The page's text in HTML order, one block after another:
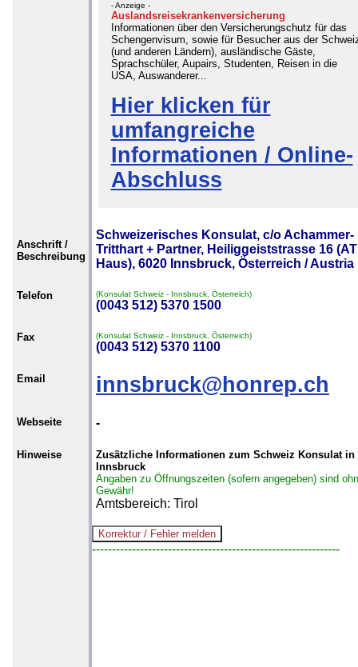
- Anzeige -
Auslandsreisekrankenversicherung
Informationen über den Versicherungschutz für das
Schengenvisum, sowie für Besucher aus der
(und anderen Ländern), ausländische Gäste,
Sprachschüler, Aupairs, Studenten, Reisen in die
USA, Auswanderer...
Hier klicken für
umfangreiche
Informationen / Online-
Abschluss
Anschrift /
Beschreibung
Schweizerisches Konsulat, c/o Achammer-
Tritthart + Partner, Heiliggeiststrasse 16
Haus), 6020 Innsbruck, Österreich / Austria
Telefon (Konsulat Schweiz - Innsbruck, Österreich)
(0043 512) 5370 1500
Fax (Konsulat Schweiz - Innsbruck, Österreich)
(0043 512) 5370 1100
Email innsbruck@honrep.ch
Webseite -
Hinweise
Zusätzliche Informationen zum Schweiz Konsulat in
Innsbruck
Angaben zu Öffnungszeiten (sofern angegeben) sind
Gewähr!
Amtsbereich: Tirol
--------------------------------------------------------------